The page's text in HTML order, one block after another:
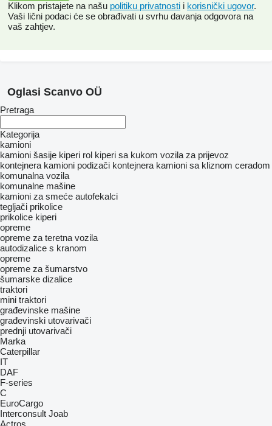
Klikom pristajete na našu politiku privatnosti i korisnički ugovor.
Vaši lični podaci će se obrađivati ​​u svrhu davanja odgovora na
vaš zahtjev.
Oglasi Scanvo OÜ
Pretraga
Kategorija
kamioni
kamioni šasije kiperi rol kiperi sa kukom vozila za prijevoz
kontejnera kamioni podizači kontejnera kamioni sa kliznom ceradom
komunalna vozila
komunalne mašine
kamioni za smeće autofekalci
tegljači prikolice
prikolice kiperi
opreme
оpremе za teretna vozila
autodizalice s kranom
opreme
opreme za šumarstvo
šumarske dizalice
traktori
mini traktori
građevinske mašine
građevinski utovarivači
prednji utovarivači
Marka
Caterpillar
IT
DAF
F-series
C
EuroCargo
Interconsult Joab
Actros